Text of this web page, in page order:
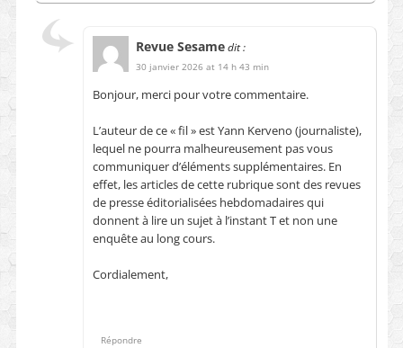
Revue Sesame dit :
30 janvier 2026 at 14 h 43 min
Bonjour, merci pour votre commentaire.
L’auteur de ce « fil » est Yann Kerveno (journaliste),
lequel ne pourra malheureusement pas vous
communiquer d’éléments supplémentaires. En
effet, les articles de cette rubrique sont des revues
de presse éditorialisées hebdomadaires qui
donnent à lire un sujet à l’instant T et non une
enquête au long cours.
Cordialement,
Répondre